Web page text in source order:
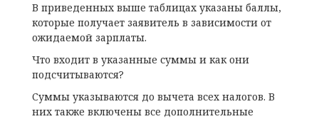
В приведенных выше таблицах указаны баллы,
которые получает заявитель в зависимости от
ожидаемой зарплаты.
Что входит в указанные суммы и как они
подсчитываются?
Суммы указываются до вычета всех налогов. В
них также включены все дополнительные